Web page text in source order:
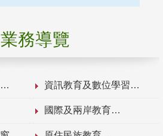
業務導覽
資訊教育及數位學習
國際及兩岸教育